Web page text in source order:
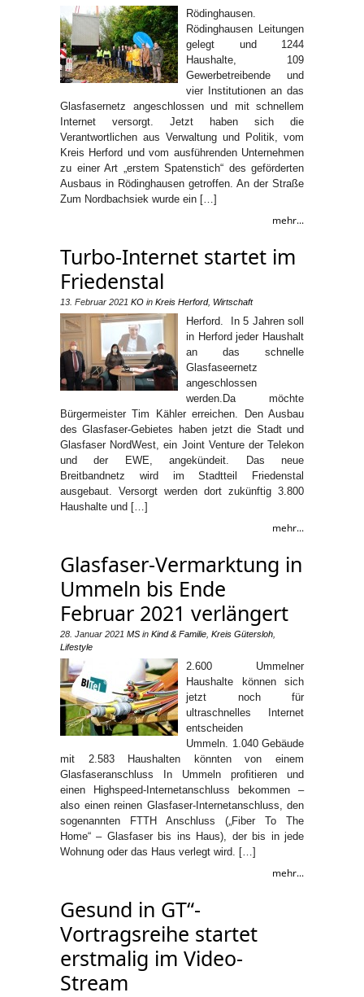
Rödinghausen.
Rödinghausen Leitungen
gelegt und 1244
Haushalte, 109
Gewerbetreibende und
vier Institutionen an das
Glasfasernetz angeschlossen und mit schnellem
Internet versorgt. Jetzt haben sich die
Verantwortlichen aus Verwaltung und Politik, vom
Kreis Herford und vom ausführenden Unternehmen
zu einer Art „erstem Spatenstich“ des geförderten
Ausbaus in Rödinghausen getroffen. An der Straße
Zum Nordbachsiek wurde ein […]
mehr...
Turbo-Internet startet im
Friedenstal
13. Februar 2021 KO in Kreis Herford, Wirtschaft
Herford. In 5 Jahren soll
in Herford jeder Haushalt
an das schnelle
Glasfaseernetz
angeschlossen
werden.Da möchte
Bürgermeister Tim Kähler erreichen. Den Ausbau
des Glasfaser-Gebietes haben jetzt die Stadt und
Glasfaser NordWest, ein Joint Venture der Telekon
und der EWE, angekündeit. Das neue
Breitbandnetz wird im Stadtteil Friedenstal
ausgebaut. Versorgt werden dort zukünftig 3.800
Haushalte und […]
mehr...
Glasfaser-Vermarktung in
Ummeln bis Ende
Februar 2021 verlängert
28. Januar 2021 MS in Kind & Familie Kreis Gütersloh
Lifestyle
2.600 Ummelner
Haushalte können sich
jetzt noch für
ultraschnelles Internet
entscheiden
Ummeln. 1.040 Gebäude
mit 2.583 Haushalten könnten von einem
Glasfaseranschluss In Ummeln profitieren und
einen Highspeed-Internetanschluss bekommen –
also einen reinen Glasfaser-Internetanschluss, den
sogenannten FTTH Anschluss („Fiber To The
Home“ – Glasfaser bis ins Haus), der bis in jede
Wohnung oder das Haus verlegt wird. […]
mehr...
Gesund in GT“-
Vortragsreihe startet
erstmalig im Video-
Stream